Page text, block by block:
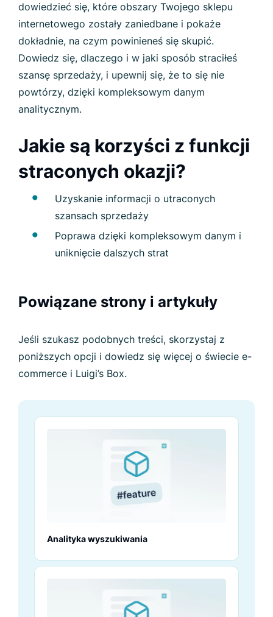
dowiedzieć się, które obszary Twojego sklepu
internetowego zostały zaniedbane i pokaże
dokładnie, na czym powinieneś się skupić.
Dowiedz się, dlaczego i w jaki sposób straciłeś
szansę sprzedaży, i upewnij się, że to się nie
powtórzy, dzięki kompleksowym danym
analitycznym.
Jakie są korzyści z funkcji
straconych okazji?
Uzyskanie informacji o utraconych
szansach sprzedaży
Poprawa dzięki kompleksowym danym i
uniknięcie dalszych strat
Powiązane strony i artykuły
Jeśli szukasz podobnych treści, skorzystaj z
poniższych opcji i dowiedz się więcej o świecie e-
commerce i Luigi’s Box.
Analityka wyszukiwania